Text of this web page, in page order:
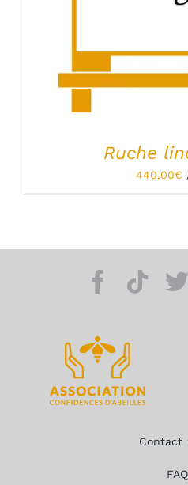
Ruche
440,00€
Contact
FAQ